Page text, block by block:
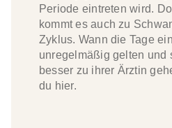
Periode eintreten wird.
kommt es auch zu
Zyklus. Wann die Tage
unregelmäßig gelten und
besser zu ihrer Ärztin
du hier.